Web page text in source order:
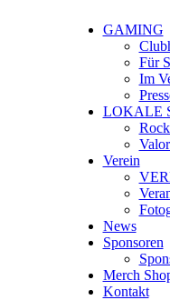
GAMING
Für
Im
LOKALE
Verein
News
Sponsoren
Merch
Kontakt